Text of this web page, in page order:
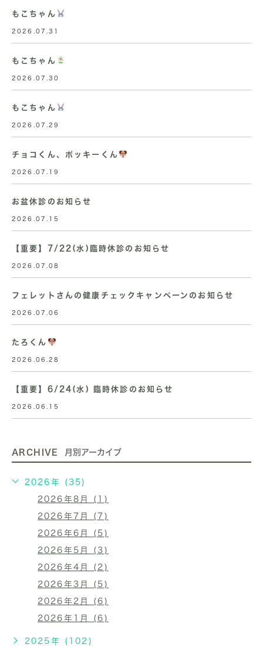
もこちゃん
2026.07.31
もこちゃん
2026.07.30
もこちゃん
2026.07.29
チョコくん、ポッキーくん
2026.07.19
お盆休診のお知らせ
2026.07.15
【重要】7/22(水)臨時休診のお知らせ
2026.07.08
フェレットさんの健康チェックキャンペーンのお知らせ
2026.07.06
たろくん
2026.06.28
【重要】6/24(水) 臨時休診のお知らせ
2026.06.15
ARCHIVE 月別アーカイブ
2026年 (35)
2026年8月 (1)
2026年7月 (7)
2026年6月 (5)
2026年5月 (3)
2026年4月 (2)
2026年3月 (5)
2026年2月 (6)
2026年1月 (6)
2025年 (102)